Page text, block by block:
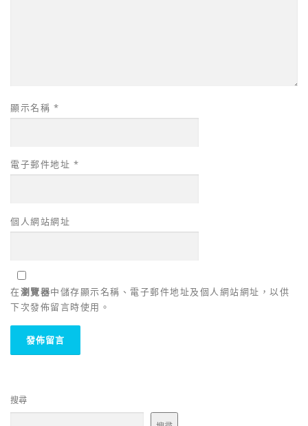
顯示名稱 *
電子郵件地址 *
個人網站網址
在瀏覽器中儲存顯示名稱、電子郵件地址及個人網站網址，以供
下次發佈留言時使用。
搜尋